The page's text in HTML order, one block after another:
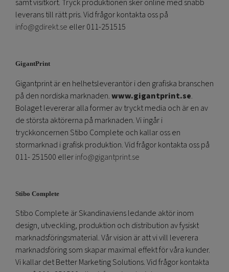
samt visitkort. Tryck produktionen sker online med snabb
leverans till rätt pris. Vid frågor kontakta oss på
info@gdirekt.se eller 011-251515
GigantPrint
Gigantprint är en helhetsleverantör i den grafiska branschen
på den nordiska marknaden.www.gigantprint.se.
Bolaget levererar alla former av tryckt media och är en av
de största aktörerna på marknaden. Vi ingår i
tryckkoncernen Stibo Complete och kallar oss en
stormarknad i grafisk produktion. Vid frågor kontakta oss på
011- 251500 ellerinfo@gigantprint.se
Stibo Complete
Stibo Complete är Skandinaviens ledande aktör inom
design, utveckling, produktion och distribution av fysiskt
marknadsföringsmaterial. Vår vision är att vi vill leverera
marknadsföring som skapar maximal effekt för våra kunder.
Vi kallar det Better Marketing Solutions. Vid frågor kontakta